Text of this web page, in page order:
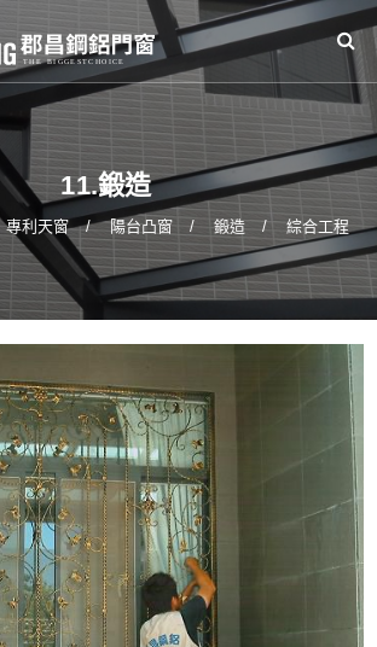
11.鍛造
專利天窗 陽台凸窗 鍛造 綜合工程